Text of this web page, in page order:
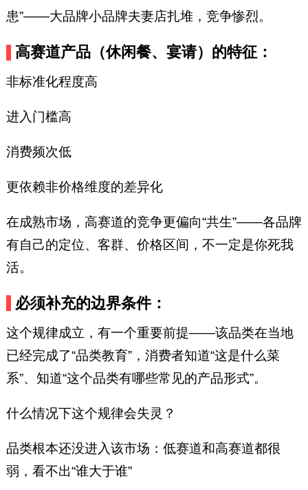
患”——大品牌小品牌夫妻店扎堆，竞争惨烈。
高赛道产品（休闲餐、宴请）的特征：
非标准化程度高
进入门槛高
消费频次低
更依赖非价格维度的差异化
在成熟市场，高赛道的竞争更偏向“共生”——各品牌
有自己的定位、客群、价格区间，不一定是你死我
活。
必须补充的边界条件：
这个规律成立，有一个重要前提——该品类在当地
已经完成了“品类教育”，消费者知道“这是什么菜
系”、知道“这个品类有哪些常见的产品形式”。
什么情况下这个规律会失灵？
品类根本还没进入该市场：低赛道和高赛道都很
弱，看不出“谁大于谁”